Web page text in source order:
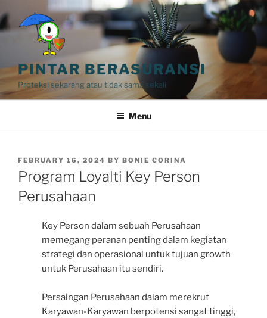
to
content
PINTAR BERASURANSI
Proteksi sekarang atau tidak sama sekali
Menu
POSTED
ON
FEBRUARY 16, 2024 BY BONIE CORINA
Program Loyalti Key Person
Perusahaan
Key Person dalam sebuah Perusahaan
memegang peranan penting dalam kegiatan
strategi dan operasional untuk tujuan growth
untuk Perusahaan itu sendiri.
Persaingan Perusahaan dalam merekrut
Karyawan-Karyawan berpotensi sangat tinggi,